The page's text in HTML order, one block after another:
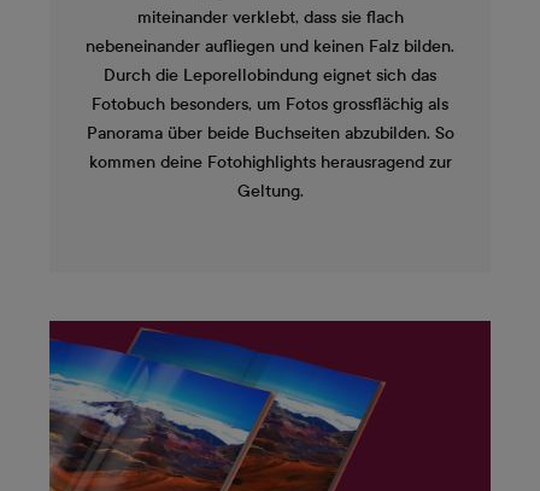
miteinander verklebt, dass sie flach
nebeneinander aufliegen und keinen Falz bilden.
Durch die Leporellobindung eignet sich das
Fotobuch besonders, um Fotos grossflächig als
Panorama über beide Buchseiten abzubilden. So
kommen deine Fotohighlights herausragend zur
Geltung.